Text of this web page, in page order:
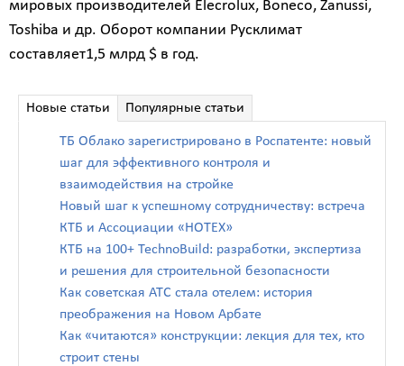
мировых производителей Elecrolux, Boneco, Zanussi,
Toshiba и др. Оборот компании Русклимат
составляет1,5 млрд $ в год.
Новые статьи Популярные статьи
ТБ Облако зарегистрировано в Роспатенте: новый
шаг для эффективного контроля и
взаимодействия на стройке
Новый шаг к успешному сотрудничеству: встреча
КТБ и Ассоциации «НОТЕХ»
КТБ на 100+ TechnoBuild: разработки, экспертиза
и решения для строительной безопасности
Как советская АТС стала отелем: история
преображения на Новом Арбате
Как «читаются» конструкции: лекция для тех, кто
строит стены